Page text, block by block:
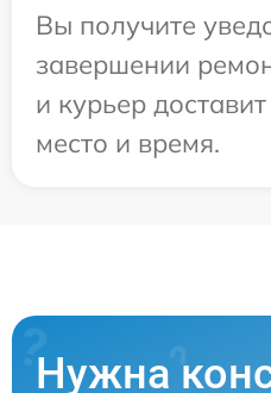
Вы получите
завершении
и курьер
место и время.
Нужна